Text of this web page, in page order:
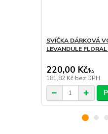
SVÍČKA DÁRKOVÁ
LEVANDULE
220,00 Kč/ks
181,82 Kč bez DPH